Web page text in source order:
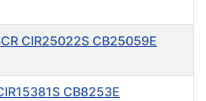
CIR25022S CB25059E
CB8253E